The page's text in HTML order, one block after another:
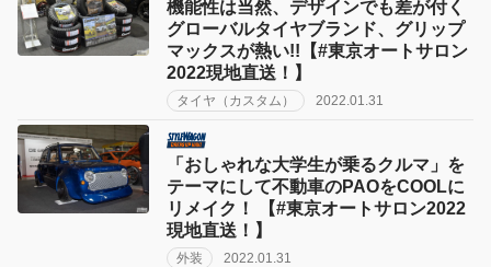
機能性は当然、デザインでも差が付く
グローバルタイヤブランド、グリップ
マックスが熱い!!【#東京オートサロン
2022現地直送！】
タイヤ（カスタム） 2022.01.31
「おしゃれな大学生が乗るクルマ」を
テーマにして不動車のPAOをCOOLに
リメイク！ 【#東京オートサロン2022
現地直送！】
外装 2022.01.31